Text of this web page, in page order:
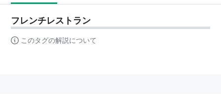
フレンチレストラン
このタグの解説について